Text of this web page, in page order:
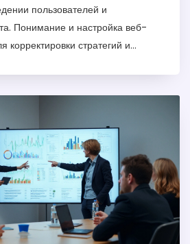
пользователей и
Понимание и настройка веб-
корректировки стратегий и
решения. Используйте
чтобы оптимизировать контент